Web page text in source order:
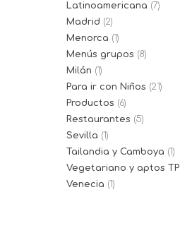
Latinoamericana (7)
Madrid (2)
Menorca (1)
Menús grupos (8)
Milán (1)
Para ir con Niños (21)
Productos (6)
Restaurantes (5)
Sevilla (1)
Tailandia y Camboya (1)
Vegetariano y aptos TP
Venecia (1)